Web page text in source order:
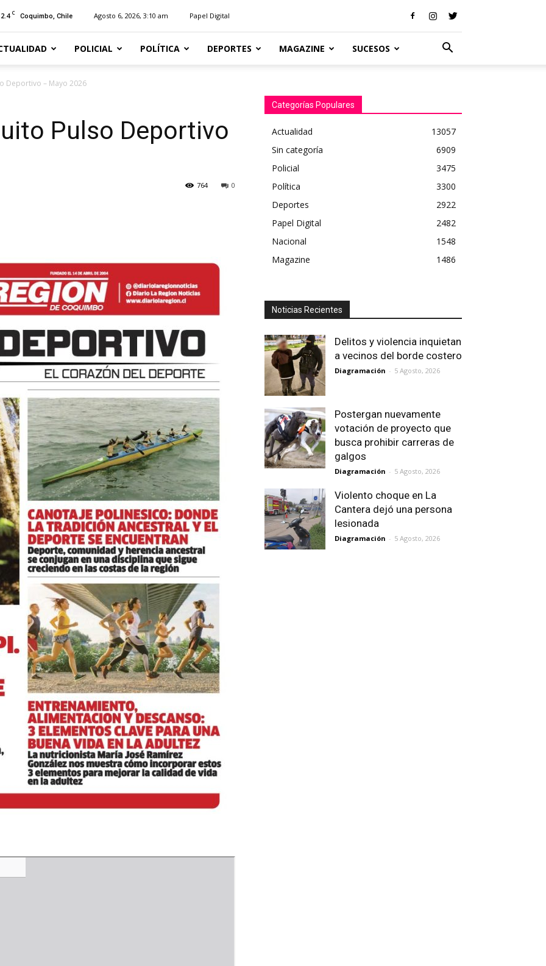
C Coquimbo, Chile Agosto 6, 2026, 3:10 am Papel Digital
POLICIAL POLÍTICA DEPORTES MAGAZINE SUCESOS
Deportivo – Mayo 2026
Pulso Deportivo
0
764
Categorías Populares
Actualidad
13057
Sin categoría
6909
Policial
3475
Política
3300
Deportes
2922
Papel Digital
2482
Nacional
1548
Magazine
1486
Noticias Recientes
Delitos y violencia inquietan
a vecinos del borde costero
Diagramación - 5 Agosto, 2026
Postergan nuevamente
votación de proyecto que
busca prohibir carreras de
galgos
Diagramación - 5 Agosto, 2026
Violento choque en La
Cantera dejó una persona
lesionada
Diagramación - 5 Agosto, 2026